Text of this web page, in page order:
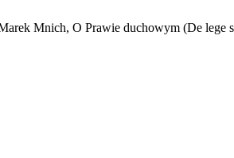
Mnich, O Prawie duchowym (De lege